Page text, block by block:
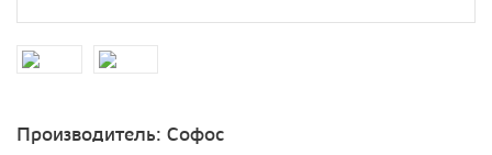
Производитель: Софос